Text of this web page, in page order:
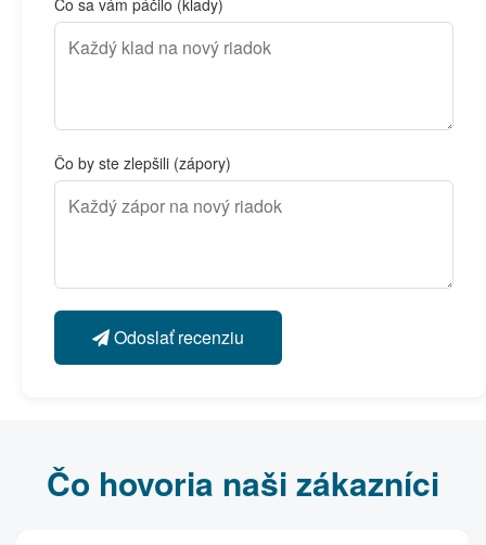
Čo sa vám páčilo (klady)
Čo by ste zlepšili (zápory)
Odoslať recenziu
Čo hovoria naši zákazníci